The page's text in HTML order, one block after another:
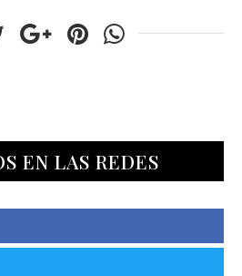
EN LAS REDES